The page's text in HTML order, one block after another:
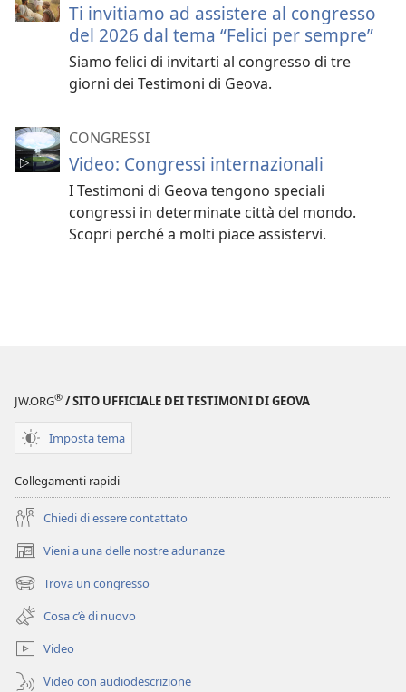
Ti invitiamo ad assistere al congresso
del 2026 dal tema “Felici per sempre”
Siamo felici di invitarti al congresso di tre
giorni dei Testimoni di Geova.
CONGRESSI
Video: Congressi internazionali
I Testimoni di Geova tengono speciali
congressi in determinate città del mondo.
Scopri perché a molti piace assistervi.
JW.ORG® / SITO UFFICIALE DEI TESTIMONI DI GEOVA
Imposta tema
Collegamenti rapidi
Chiedi di essere contattato
Vieni a una delle nostre adunanze
(apre
una
nuova
finestra)
Trova un congresso
(apre
una
nuova
finestra)
Cosa c’è di nuovo
Video
Video con audiodescrizione